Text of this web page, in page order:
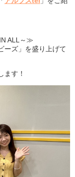
ALL～≫
ーズ」を盛り上げて
ます！